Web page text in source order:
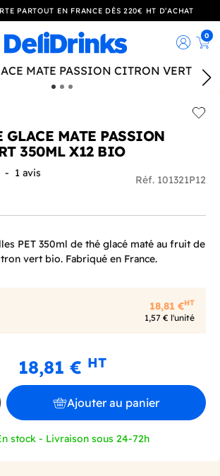
PARTOUT EN FRANCE DÈS 220€ HT D’ACHAT
0
GLACE MATE PASSION
350ML X12 BIO
- 1 avis
Réf. 101321P12
PET 350ml de thé glacé maté au fruit de
vert bio. Fabriqué en France.
18,81 €HT
1,57 € l'unité
18,81 € HT
Ajouter au panier
stock - Livraison sous 24-72h